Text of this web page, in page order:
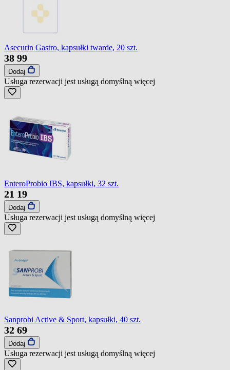
Asecurin Gastro, kapsułki twarde, 20 szt.
38 99
Dodaj
Usługa rezerwacji jest usługą domyślną więcej
EnteroProbio IBS, kapsułki, 32 szt.
21 19
Dodaj
Usługa rezerwacji jest usługą domyślną więcej
Sanprobi Active & Sport, kapsułki, 40 szt.
32 69
Dodaj
Usługa rezerwacji jest usługą domyślną więcej